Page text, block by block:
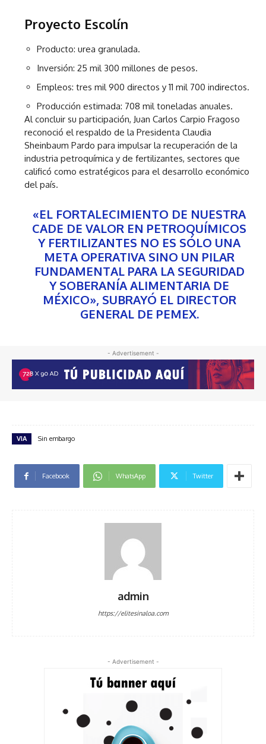
Proyecto Escolín
Producto: urea granulada.
Inversión: 25 mil 300 millones de pesos.
Empleos: tres mil 900 directos y 11 mil 700 indirectos.
Producción estimada: 708 mil toneladas anuales.
Al concluir su participación, Juan Carlos Carpio Fragoso
reconoció el respaldo de la Presidenta Claudia
Sheinbaum Pardo para impulsar la recuperación de la
industria petroquímica y de fertilizantes, sectores que
calificó como estratégicos para el desarrollo económico
del país.
«EL FORTALECIMIENTO DE NUESTRA
CADE DE VALOR EN PETROQUÍMICOS
Y FERTILIZANTES NO ES SÓLO UNA
META OPERATIVA SINO UN PILAR
FUNDAMENTAL PARA LA SEGURIDAD
Y SOBERANÍA ALIMENTARIA DE
MÉXICO», SUBRAYÓ EL DIRECTOR
GENERAL DE PEMEX.
- Advertisement -
VIA Sin embargo
Facebook WhatsApp Twitter
admin
https://elitesinaloa.com
- Advertisement -